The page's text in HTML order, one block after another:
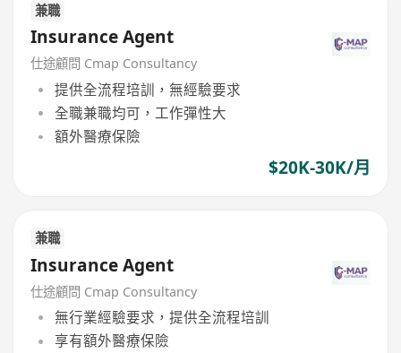
兼職
Insurance Agent
仕途顧問 Cmap Consultancy
提供全流程培訓，無經驗要求
全職兼職均可，工作彈性大
額外醫療保險
$20K-30K/月
兼職
Insurance Agent
仕途顧問 Cmap Consultancy
無行業經驗要求，提供全流程培訓
享有額外醫療保險